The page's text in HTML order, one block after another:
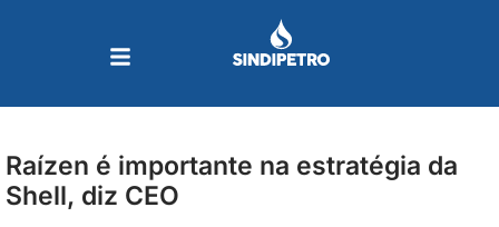
Raízen é importante na estratégia da
Shell, diz CEO